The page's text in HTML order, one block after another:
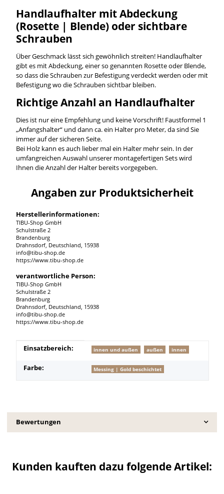
Handlaufhalter mit Abdeckung
(Rosette | Blende) oder sichtbare
Schrauben
Über Geschmack lässt sich gewöhnlich streiten! Handlaufhalter
gibt es mit Abdeckung, einer so genannten Rosette oder Blende,
so dass die Schrauben zur Befestigung verdeckt werden oder mit
Befestigung wo die Schrauben sichtbar bleiben.
Richtige Anzahl an Handlaufhalter
Dies ist nur eine Empfehlung und keine Vorschrift! Faustformel 1
„Anfangshalter“ und dann ca. ein Halter pro Meter, da sind Sie
immer auf der sicheren Seite.
Bei Holz kann es auch lieber mal ein Halter mehr sein. In der
umfangreichen Auswahl unserer montagefertigen Sets wird
Ihnen die Anzahl der Halter bereits vorgegeben.
Angaben zur Produktsicherheit
Herstellerinformationen:
TIBU-Shop GmbH
Schulstraße 2
Brandenburg
Drahnsdorf, Deutschland, 15938
info@tibu-shop.de
https://www.tibu-shop.de
verantwortliche Person:
TIBU-Shop GmbH
Schulstraße 2
Brandenburg
Drahnsdorf, Deutschland, 15938
info@tibu-shop.de
https://www.tibu-shop.de
Produkteigenschaft
Wert
Einsatzbereich: innen und außen außen innen
Farbe: Messing | Gold beschichtet
Bewertungen
Kunden kauften dazu folgende Artikel: